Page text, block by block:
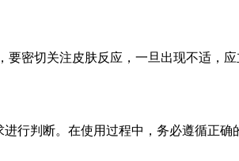
切关注皮肤反应，一旦出现不适，
行判断。在使用过程中，务必遵循正